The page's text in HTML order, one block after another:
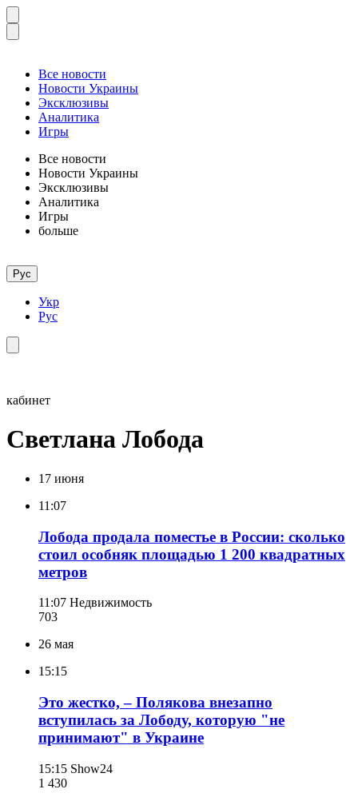
Все новости
Новости Украины
Эксклюзивы
Аналитика
Игры
Все новости
Новости Украины
Эксклюзивы
Аналитика
Игры
больше
Рус
Укр
Рус
кабинет
Светлана Лобода
17 июня
11:07
Лобода продала поместье в России: сколько
стоил особняк площадью 1 200 квадратных
метров
11:07 Недвижимость
703
26 мая
15:15
Это жестко, – Полякова внезапно
вступилась за Лободу, которую "не
принимают" в Украине
15:15 Show24
1 430